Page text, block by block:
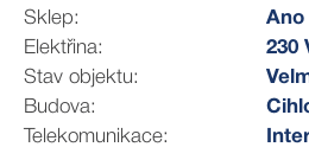
základě zvolených kritérií.
s nejvýhodnější nabídkou na
potřeb klienta je samozřejmostí
objednejte se na prohlídku.
Sklep:
Ano
Elektřina:
230
Stav objektu:
Budova:
Telekomunikace: